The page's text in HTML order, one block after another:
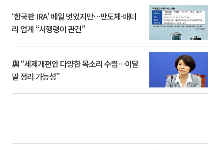
‘한국판 IRA’ 베일 벗었지만…반도체·배터
리 업계 “시행령이 관건”
與 “세제개편안 다양한 목소리 수렴…이달
말 정리 가능성”